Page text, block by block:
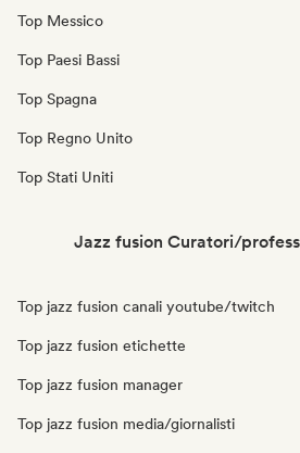
Top Messico
Top Paesi Bassi
Top Spagna
Top Regno Unito
Top Stati Uniti
Jazz fusion Curatori/
Top jazz fusion canali youtube/twitch
Top jazz fusion etichette
Top jazz fusion manager
Top jazz fusion media/giornalisti